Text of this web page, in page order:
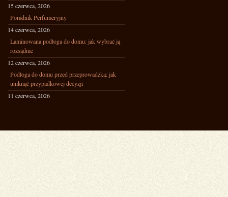
15 czerwca, 2026
Poradnik Perfumeryjny
14 czerwca, 2026
Laminowana podłoga do domu: jak wybrać ją
rozsądnie
12 czerwca, 2026
Podłoga do domu przed przeprowadzką: jak
uniknąć przypadkowej decyzji
11 czerwca, 2026